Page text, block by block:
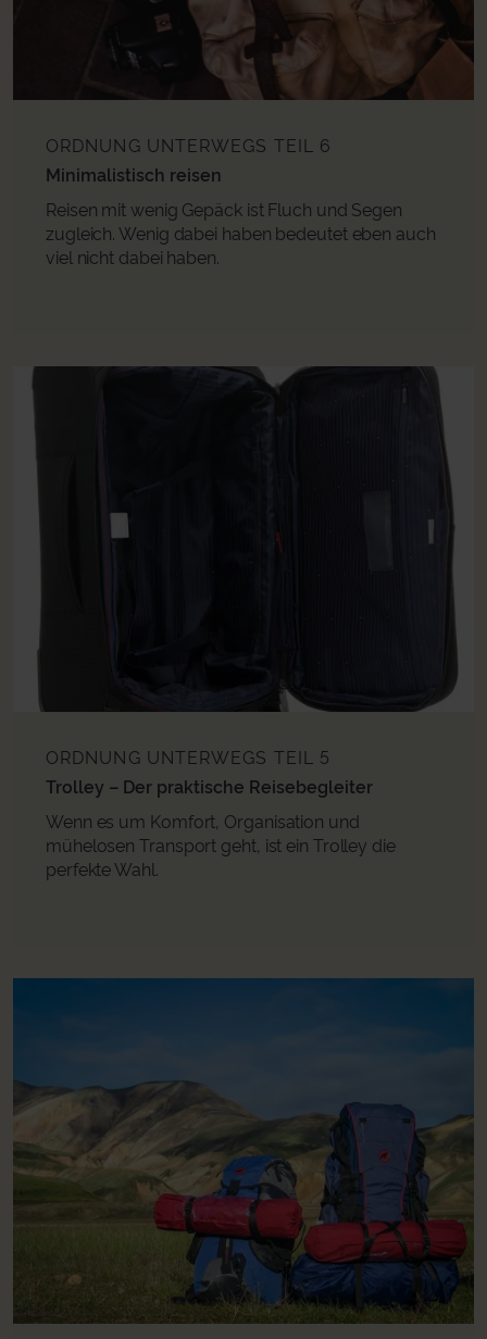
ORDNUNG UNTERWEGS TEIL 6
Minimalistisch reisen
Reisen mit wenig Gepäck ist Fluch und Segen
zugleich. Wenig dabei haben bedeutet eben auch
viel nicht dabei haben.
ORDNUNG UNTERWEGS TEIL 5
Trolley – Der praktische Reisebegleiter
Wenn es um Komfort, Organisation und
mühelosen Transport geht, ist ein Trolley die
perfekte Wahl.